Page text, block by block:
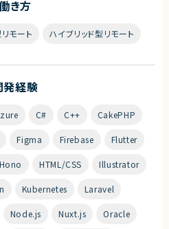
き方
リモート ハイブリッド型リモート
発経験
C# C++ CakePHP
Figma Firebase Flutter
Hono HTML/CSS Illustrator
Kubernetes Laravel
Node.js Nuxt.js Oracle